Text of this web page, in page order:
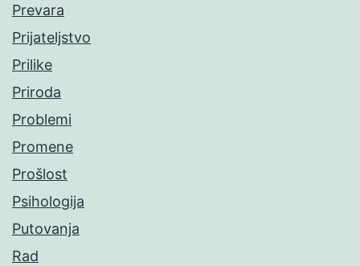
Prevara
Prijateljstvo
Prilike
Priroda
Problemi
Promene
Prošlost
Psihologija
Putovanja
Rad